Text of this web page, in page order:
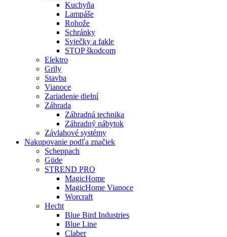
Kuchyňa
Lampáše
Rohože
Schránky
Sviečky a fakle
STOP škodcom
Elektro
Grily
Stavba
Vianoce
Zariadenie dielní
Záhrada
Záhradná technika
Záhradný nábytok
Závlahové systémy
Nakupovanie podľa značiek
Scheppach
Güde
STREND PRO
MagicHome
MagicHome Vianoce
Worcraft
Hecht
Blue Bird Industries
Blue Line
Claber